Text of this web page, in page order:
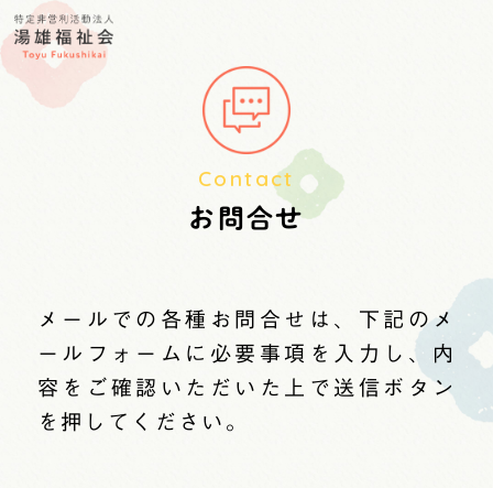
Contact
お問合せ
メールでの各種お問合せは、下記のメ
ールフォームに必要事項を入力し、
内
容をご確認いただいた上で送信ボタン
を押してください。